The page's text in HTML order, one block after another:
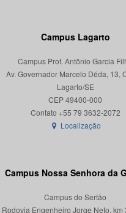
Campus Lagarto
Campus Prof. Antônio Garcia
Av. Governador Marcelo Déda, 13,
Lagarto/SE
CEP 49400-000
Localização
Campus Nossa Senhora da
Campus do Sertão
Rodovia Engenheiro Jorge Neto, km